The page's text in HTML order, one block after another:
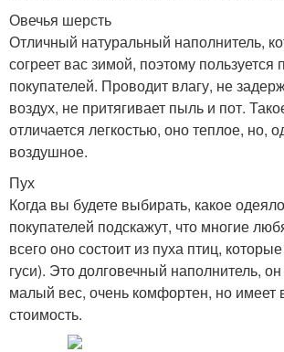
Овечья шерсть
Отличный натуральный наполнитель,
согреет вас зимой, поэтому пользуется
покупателей. Проводит влагу, не
воздух, не притягивает пыль и пот.
отличается легкостью, оно теплое, но,
воздушное.
Пух
Когда вы будете выбирать, какое
покупателей подскажут, что многие
всего оно состоит из пуха птиц,
гуси). Это долговечный наполнитель,
малый вес, очень комфортен, но имеет
стоимость.